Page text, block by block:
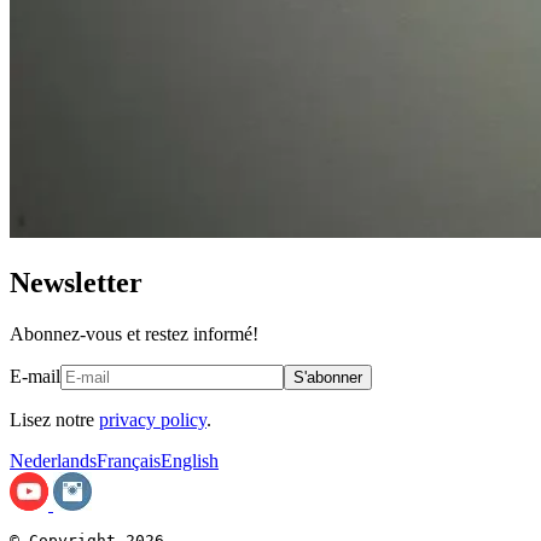
Newsletter
Abonnez-vous et restez informé!
E-mail S'abonner
Lisez notre privacy policy.
NederlandsFrançaisEnglish